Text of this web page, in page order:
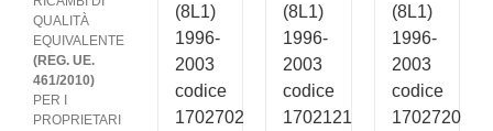
(8L1)
1996-
2003
codice
1702702
(8L1)
1996-
2003
codice
1702121
(8L1)
1996-
2003
codice
1702720
QUALITÀ
EQUIVALENTE
(REG. UE.
461/2010)
PER I
PROPRIETARI